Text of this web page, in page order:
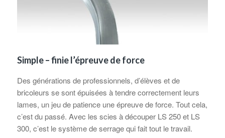
Simple – finie l’épreuve de force
Des générations de professionnels, d’élèves et de
bricoleurs se sont épuisées à tendre correctement leurs
lames, un jeu de patience une épreuve de force. Tout cela,
c’est du passé. Avec les scies à découper LS 250 et LS
300, c’est le système de serrage qui fait tout le travail.